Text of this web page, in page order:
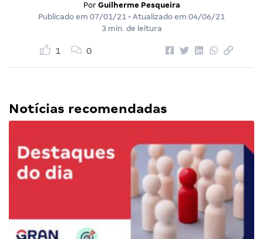
Por Guilherme Pesqueira
Publicado em 07/01/21 • Atualizado em 04/06/21
3 min. de leitura
1 0
Notícias recomendadas